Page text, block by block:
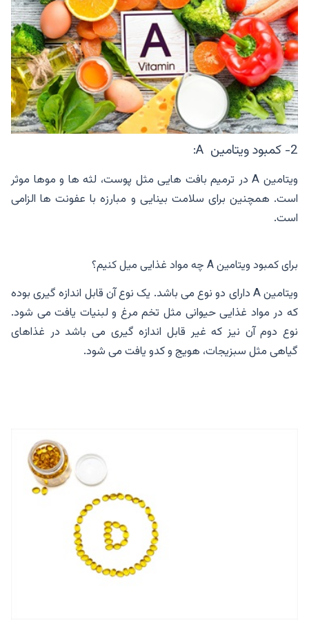
2- کمبود ویتامین A:
ویتامین A در ترمیم بافت هایی مثل پوست، لثه ها و موها موثر
است. همچنین برای سلامت بینایی و مبارزه با عفونت ها الزامی
است.
برای کمبود ویتامین A چه مواد غذایی میل کنیم؟
ویتامین A دارای دو نوع می باشد. یک نوع آن قابل اندازه گیری بوده
که در مواد غذایی حیوانی مثل تخم مرغ و لبنیات یافت می شود.
نوع دوم آن نیز که غیر قابل اندازه گیری می باشد در غذاهای
گیاهی مثل سبزیجات، هویج و کدو یافت می شود.